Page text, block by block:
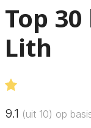
Top
Lith
9.1 (uit 10) op